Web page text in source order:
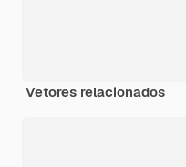
Vetores relacionados